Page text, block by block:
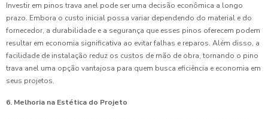
Investir em pinos trava anel pode ser uma decisão econômica a longo
prazo. Embora o custo inicial possa variar dependendo do material e do
fornecedor, a durabilidade e a segurança que esses pinos oferecem podem
resultar em economia significativa ao evitar falhas e reparos. Além disso, a
facilidade de instalação reduz os custos de mão de obra, tornando o pino
trava anel uma opção vantajosa para quem busca eficiência e economia em
seus projetos.
6. Melhoria na Estética do Projeto